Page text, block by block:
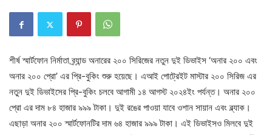
শীর্ষ স্মার্টফোন নির্মাতা ব্র্যান্ড অনারের ২০০ সিরিজের নতুন দুই ডিভাইস ‘অনার ২০০ এবং
অনার ২০০ প্রো’ এর প্রি-বুকিং শুরু হয়েছে। এআই পোট্রেইট মাস্টার ২০০ সিরিজ এর
নতুন দুই ডিভাইসের প্রি-বুকিং চলবে আগামী ১৪ আগস্ট ২০২৪ইং পর্যন্ত। অনার ২০০
প্রো এর দাম ৮৪ হাজার ৯৯৯ টাকা। দুই রঙের পাওয়া যাবে ওশান সায়ান এবং ব্ল্যাক।
এছাড়া অনার ২০০ স্মার্টফোনটির দাম ৬৪ হাজার ৯৯৯ টাকা। এই ডিভাইসও মিলবে দুই